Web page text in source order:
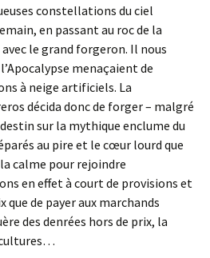
constellations du ciel
en passant au roc de la
le grand forgeron. Il nous
menaçaient de
à neige artificiels. La
décida donc de forger – malgré
sur la mythique enclume du
au pire et le cœur lourd que
calme pour rejoindre
en effet à court de provisions et
que de payer aux marchands
des denrées hors de prix, la